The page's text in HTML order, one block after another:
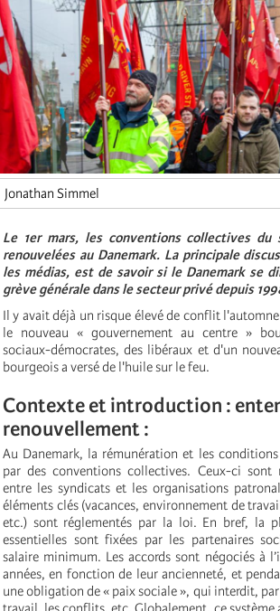
Jonathan Simmel
Le 1er mars, les conventions collectives du
renouvelées au Danemark. La principale
les médias, est de savoir si le Danemark se
grève générale dans le secteur privé depuis
Il y avait déjà un risque élevé de conflit
le nouveau « gouvernement au centre »
sociaux-démocrates, des libéraux et d'un
bourgeois a versé de l'huile sur le feu.
Contexte et introduction :
renouvellement :
Au Danemark, la rémunération et les
par des conventions collectives. Ceux-ci sont
entre les syndicats et les organisations
éléments clés (vacances, environnement de
etc.) sont réglementés par la loi. En bref, la
essentielles sont fixées par les partenaires
salaire minimum. Les accords sont négociés à
années, en fonction de leur ancienneté, et
une obligation de « paix sociale », qui interdit,